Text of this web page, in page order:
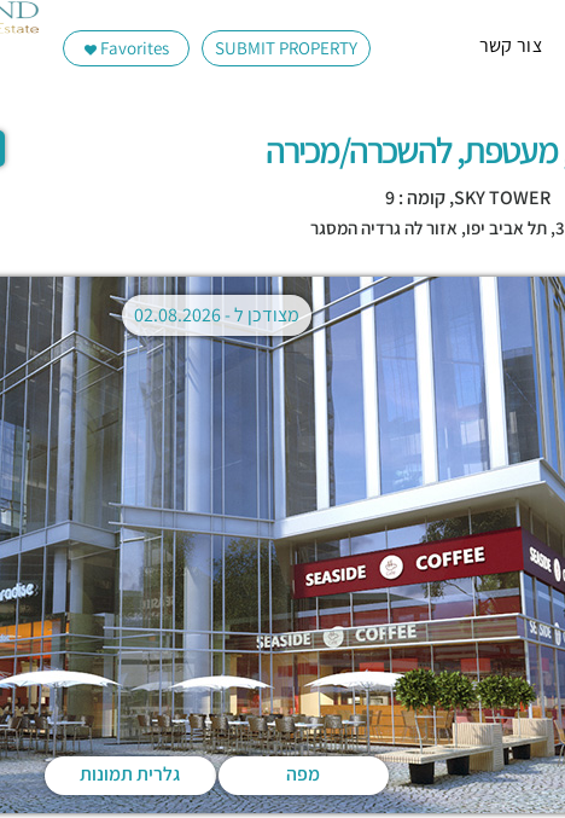
SUBMIT PROPERTY
Favorites צור קשר
SKY TOWER, קומה : 9
תל אביב יפו, אזור לה גרדיה המסגר
מפה גלרית תמונות
מצודכן ל -